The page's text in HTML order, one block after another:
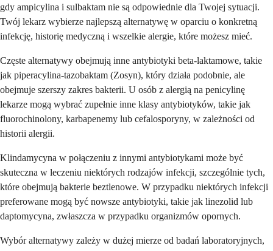
gdy ampicylina i sulbaktam nie są odpowiednie dla Twojej sytuacji.
Twój lekarz wybierze najlepszą alternatywę w oparciu o konkretną
infekcję, historię medyczną i wszelkie alergie, które możesz mieć.
Częste alternatywy obejmują inne antybiotyki beta-laktamowe, takie
jak piperacylina-tazobaktam (Zosyn), który działa podobnie, ale
obejmuje szerszy zakres bakterii. U osób z alergią na penicylinę
lekarze mogą wybrać zupełnie inne klasy antybiotyków, takie jak
fluorochinolony, karbapenemy lub cefalosporyny, w zależności od
historii alergii.
Klindamycyna w połączeniu z innymi antybiotykami może być
skuteczna w leczeniu niektórych rodzajów infekcji, szczególnie tych,
które obejmują bakterie beztlenowe. W przypadku niektórych infekcji
preferowane mogą być nowsze antybiotyki, takie jak linezolid lub
daptomycyna, zwłaszcza w przypadku organizmów opornych.
Wybór alternatywy zależy w dużej mierze od badań laboratoryjnych,